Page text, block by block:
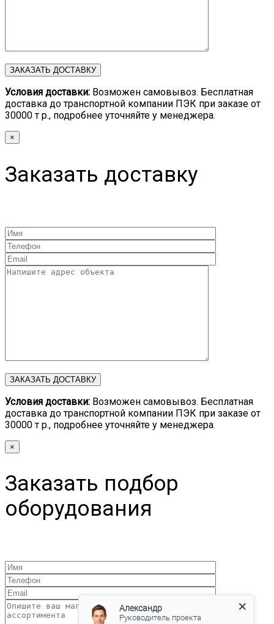
Условия доставки: Возможен самовывоз. Бесплатная
доставка до транспортной компании ПЭК при заказе от
30000 т р., подробнее уточняйте у менеджера.
×
Заказать доставку
Условия доставки: Возможен самовывоз. Бесплатная
доставка до транспортной компании ПЭК при заказе от
30000 т р., подробнее уточняйте у менеджера.
×
Заказать подбор
оборудования
Александр
Руководитель проекта